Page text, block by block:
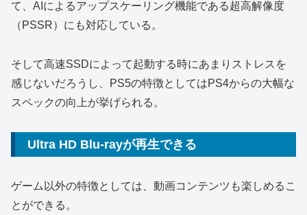
て、AIによるアップスケーリング機能である超高解像度
（PSSR）にも対応している。
そして高速SSDによって起動する時にあまりストレスを
感じないだろうし、PS5の特徴としてはPS4からの大幅な
スペックの向上が挙げられる。
Ultra HD Blu-rayが再生できる
ゲーム以外の特徴としては、動画コンテンツも楽しめるこ
とができる。